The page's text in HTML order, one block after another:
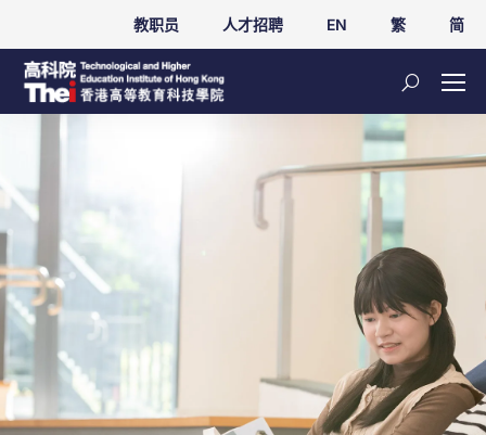
教职员 人才招聘 EN 繁 简